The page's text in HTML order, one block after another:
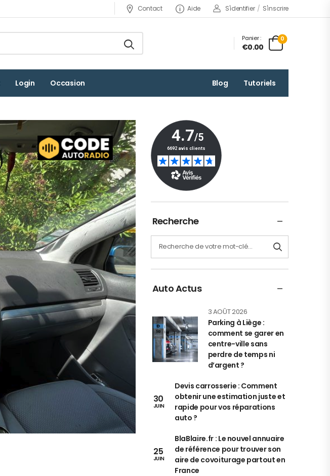
Contact Aide S'identifier / S'inscrire
Panier :
€0.00
0
Login Occasion Blog Tutoriels
Recherche
Auto Actus
3 AOÛT 2026
Parking à Liège :
comment se garer en
centre-ville sans
perdre de temps ni
d’argent ?
30
JUIN
Devis carrosserie : Comment
obtenir une estimation juste et
rapide pour vos réparations
auto ?
25
JUIN
BlaBlaire.fr : Le nouvel annuaire
de référence pour trouver son
aire de covoiturage partout en
France